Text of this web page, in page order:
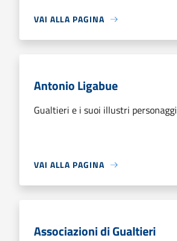
VAI ALLA PAGINA
Antonio Ligabue
Gualtieri e i suoi illustri personaggi
VAI ALLA PAGINA
Associazioni di Gualtieri